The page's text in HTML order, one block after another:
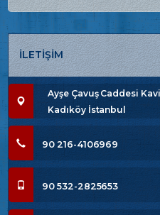
İLETİŞİM
Ayşe Çavuş Caddesi
Kadıköy İstanbul
90 216-4106969
90 532-2825653